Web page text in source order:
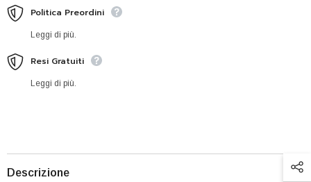
Politica Preordini
Leggi di più.
Resi Gratuiti
Leggi di più.
Descrizione